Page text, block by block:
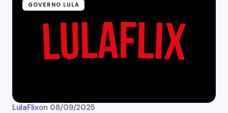
GOVERNO LULA
LulaFlixon 08/09/2025